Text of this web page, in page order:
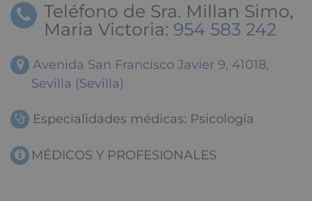
Teléfono de Sra. Millan Simo,
Maria Victoria: 954 583 242
Avenida San Francisco Javier 9, 41018,
Sevilla (Sevilla)
Especialidades médicas: Psicología
MÉDICOS Y PROFESIONALES